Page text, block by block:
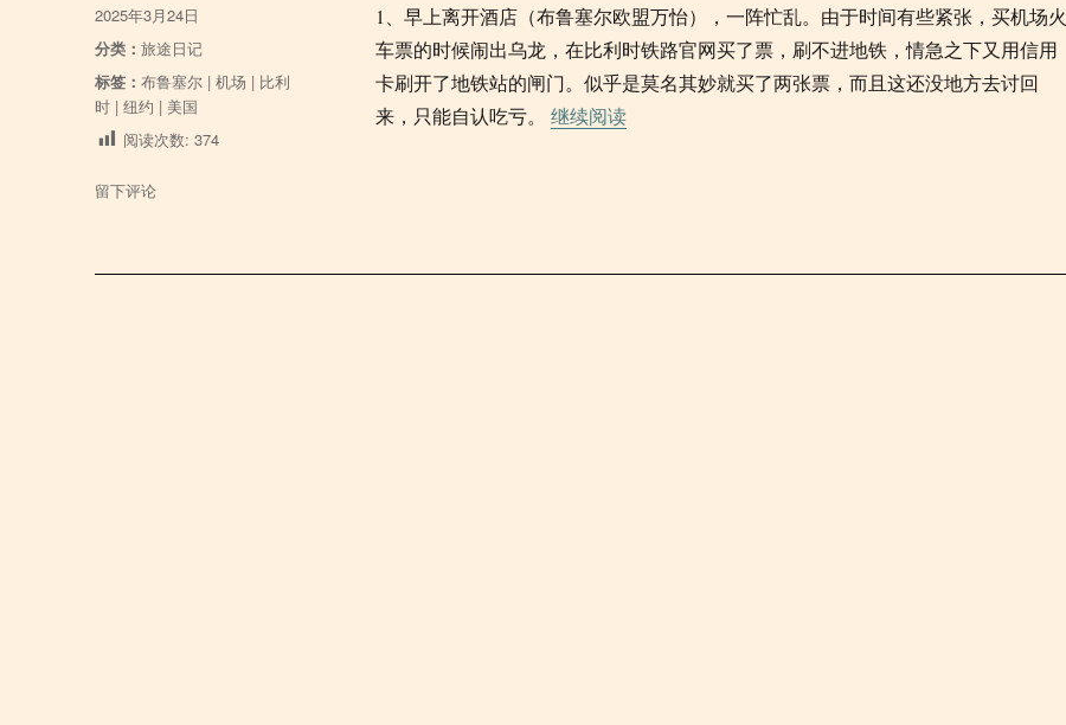
1、早上离开酒店（布鲁塞尔欧盟万怡），一阵忙乱。由于时间有些紧张，买机场火
车票的时候闹出乌龙，在比利时铁路官网买了票，刷不进地铁，情急之下又用信用
卡刷开了地铁站的闸门。似乎是莫名其妙就买了两张票，而且这还没地方去讨回
来，只能自认吃亏。 继续阅读“2025/03/24 布鲁塞尔-纽约”
发
布
于
2025年3月24日
分
类
分类：旅途日记
标
签
标签：布鲁塞尔 |机场 | 比利
时 |纽约 | 美国
阅读次数: 374
于
留下评论